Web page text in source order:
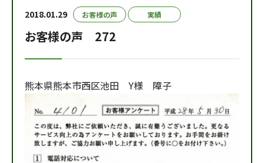
2018.01.29 お客様の声 実績
お客様の声 272
熊本県熊本市西区池田 Y様 障子